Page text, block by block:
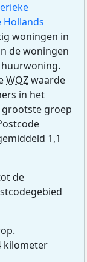
Hollands
woningen in
de woningen
huurwoning.
WOZwaarde
in het
grootste groep
1,1
de
kilometer